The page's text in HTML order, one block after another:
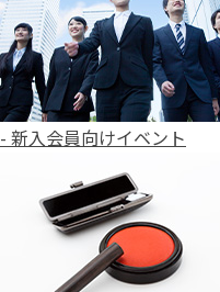
- 新入会員向けイベント